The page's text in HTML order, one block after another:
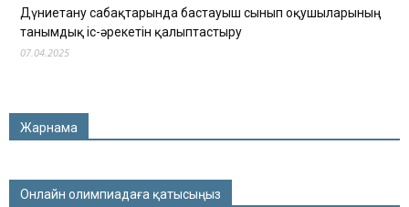
Дүниетану сабақтарында бастауыш сынып оқушыларының
танымдық іс-әрекетін қалыптастыру
07.04.2025
Жарнама
Онлайн олимпиадаға қатысыңыз